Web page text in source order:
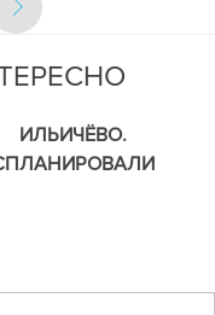
ИЛЬИЧЁВО.